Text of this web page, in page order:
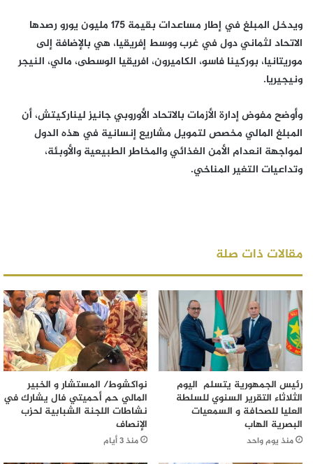
ويدخل المبلغ في إطار مساعدات بقيمة 175 مليون يورو رصدها
الاتحاد لثماني دول في غرب ووسط إفريقيا، هي بالإضافة إلى
موريتانيا، بوركينا فاسو، الكاميرون، افريقيا الوسطى، مالي، النيجر
ونيجيريا.
وأوضح مفوض إدارة الأزمات بالاتحاد الأوروبي جانيز ليناركيتش، أن
المبلغ المالي مخصص لتمويل مشاريع إنسانية في هذه الدول
لمواجهة انعدام الأمن الغذائي والمخاطر الطبيعية والأوبئة،
وتداعيات التغير المناخي.
مقالات ذات صلة
رئيس الجمهورية يتسلم اليوم
الثلاثاء التقرير السنوي للسلطة
العليا للصحافة و السمعيات
البصرية الهاب
منذ يوم واحد
نواكشوط/ المستشار و الخبير
المالي حم أحميتي فال يشارك في
نشاطات اللجنة الشبابية لحزب
الإنصاف
منذ 3 أيام